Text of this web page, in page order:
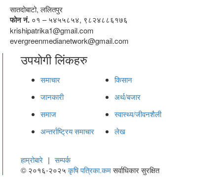
सातदोबाटो, ललितपुर
फोन नं. ०१ – ५४५५८५४, ९८२४८८६१७६
krishipatrika1@gmail.com
evergreenmedianetwork@gmail.com
उपयोगी लिंकहरु
समाचार
किसान
जानकारी
अर्थ/बजार
समाज
स्वास्थ्य/जीवनशैली
अन्तर्राष्ट्रिय समाचार
लेख
हाम्रोबारे | सम्पर्क
© २०१६-२०२५कृषि पत्रिका.कमसर्वाधिकार सुरक्षित